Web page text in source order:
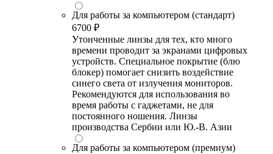
Для работы за компьютером (стандарт)
6700 ₽
Утонченные линзы для тех, кто много
времени проводит за экранами цифровых
устройств. Специальное покрытие (блю
блокер) помогает снизить воздействие
синего света от излучения мониторов.
Рекомендуются для использования во
время работы с гаджетами, не для
постоянного ношения. Линзы
производства Сербии или Ю.-В. Азии
Для работы за компьютером (премиум)